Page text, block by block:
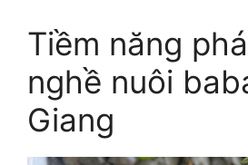
Tiềm năng
nghề nuôi
Giang